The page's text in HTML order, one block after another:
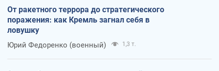
От ракетного террора до стратегического
поражения: как Кремль загнал себя в
ловушку
Юрий Федоренко (военный) 1,3 т.